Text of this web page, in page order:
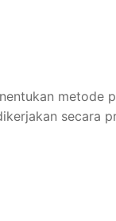
metode
secara